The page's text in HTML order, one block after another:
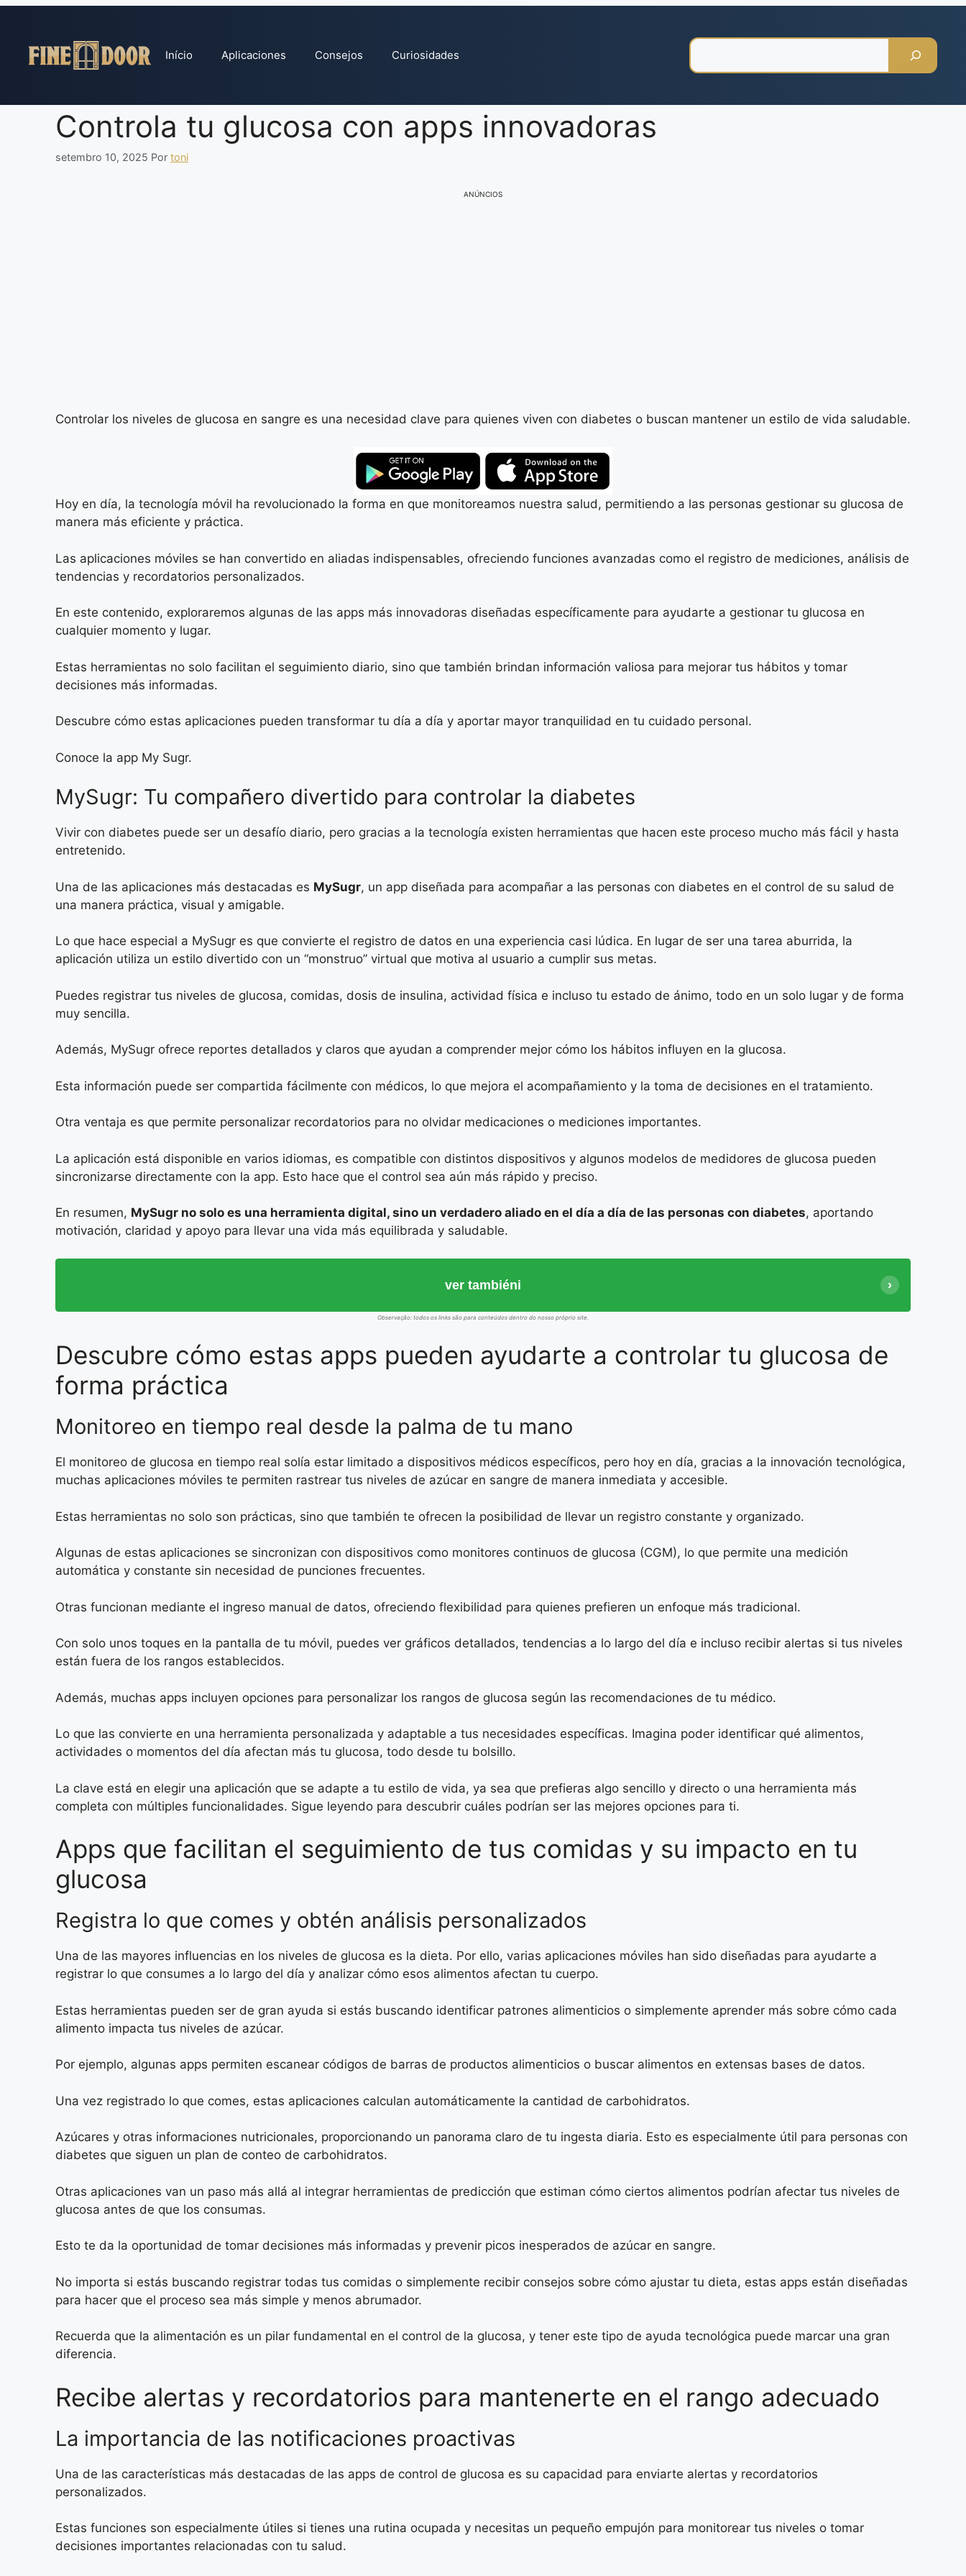
conteúdo
Início Aplicaciones Consejos Curiosidades
Controla tu glucosa con apps innovadoras
setembro 10, 2025 Por toni
ANÚNCIOS
Controlar los niveles de glucosa en sangre es una necesidad clave para quienes viven con diabetes o buscan mantener un estilo de vida saludable.
Hoy en día, la tecnología móvil ha revolucionado la forma en que monitoreamos nuestra salud, permitiendo a las personas gestionar su glucosa de
manera más eficiente y práctica.
Las aplicaciones móviles se han convertido en aliadas indispensables, ofreciendo funciones avanzadas como el registro de mediciones, análisis de
tendencias y recordatorios personalizados.
En este contenido, exploraremos algunas de las apps más innovadoras diseñadas específicamente para ayudarte a gestionar tu glucosa en
cualquier momento y lugar.
Estas herramientas no solo facilitan el seguimiento diario, sino que también brindan información valiosa para mejorar tus hábitos y tomar
decisiones más informadas.
Descubre cómo estas aplicaciones pueden transformar tu día a día y aportar mayor tranquilidad en tu cuidado personal.
Conoce la app My Sugr.
MySugr: Tu compañero divertido para controlar la diabetes
Vivir con diabetes puede ser un desafío diario, pero gracias a la tecnología existen herramientas que hacen este proceso mucho más fácil y hasta
entretenido.
Una de las aplicaciones más destacadas es MySugr, un app diseñada para acompañar a las personas con diabetes en el control de su salud de
una manera práctica, visual y amigable.
Lo que hace especial a MySugr es que convierte el registro de datos en una experiencia casi lúdica. En lugar de ser una tarea aburrida, la
aplicación utiliza un estilo divertido con un “monstruo” virtual que motiva al usuario a cumplir sus metas.
Puedes registrar tus niveles de glucosa, comidas, dosis de insulina, actividad física e incluso tu estado de ánimo, todo en un solo lugar y de forma
muy sencilla.
Además, MySugr ofrece reportes detallados y claros que ayudan a comprender mejor cómo los hábitos influyen en la glucosa.
Esta información puede ser compartida fácilmente con médicos, lo que mejora el acompañamiento y la toma de decisiones en el tratamiento.
Otra ventaja es que permite personalizar recordatorios para no olvidar medicaciones o mediciones importantes.
La aplicación está disponible en varios idiomas, es compatible con distintos dispositivos y algunos modelos de medidores de glucosa pueden
sincronizarse directamente con la app. Esto hace que el control sea aún más rápido y preciso.
En resumen, MySugr no solo es una herramienta digital, sino un verdadero aliado en el día a día de las personas con diabetes, aportando
motivación, claridad y apoyo para llevar una vida más equilibrada y saludable.
ver tambiéni
Observação: todos os links são para conteúdos dentro do nosso próprio site.
Descubre cómo estas apps pueden ayudarte a controlar tu glucosa de
forma práctica
Monitoreo en tiempo real desde la palma de tu mano
El monitoreo de glucosa en tiempo real solía estar limitado a dispositivos médicos específicos, pero hoy en día, gracias a la innovación tecnológica,
muchas aplicaciones móviles te permiten rastrear tus niveles de azúcar en sangre de manera inmediata y accesible.
Estas herramientas no solo son prácticas, sino que también te ofrecen la posibilidad de llevar un registro constante y organizado.
Algunas de estas aplicaciones se sincronizan con dispositivos como monitores continuos de glucosa (CGM), lo que permite una medición
automática y constante sin necesidad de punciones frecuentes.
Otras funcionan mediante el ingreso manual de datos, ofreciendo flexibilidad para quienes prefieren un enfoque más tradicional.
Con solo unos toques en la pantalla de tu móvil, puedes ver gráficos detallados, tendencias a lo largo del día e incluso recibir alertas si tus niveles
están fuera de los rangos establecidos.
Además, muchas apps incluyen opciones para personalizar los rangos de glucosa según las recomendaciones de tu médico.
Lo que las convierte en una herramienta personalizada y adaptable a tus necesidades específicas. Imagina poder identificar qué alimentos,
actividades o momentos del día afectan más tu glucosa, todo desde tu bolsillo.
La clave está en elegir una aplicación que se adapte a tu estilo de vida, ya sea que prefieras algo sencillo y directo o una herramienta más
completa con múltiples funcionalidades. Sigue leyendo para descubrir cuáles podrían ser las mejores opciones para ti.
Apps que facilitan el seguimiento de tus comidas y su impacto en tu
glucosa
Registra lo que comes y obtén análisis personalizados
Una de las mayores influencias en los niveles de glucosa es la dieta. Por ello, varias aplicaciones móviles han sido diseñadas para ayudarte a
registrar lo que consumes a lo largo del día y analizar cómo esos alimentos afectan tu cuerpo.
Estas herramientas pueden ser de gran ayuda si estás buscando identificar patrones alimenticios o simplemente aprender más sobre cómo cada
alimento impacta tus niveles de azúcar.
Por ejemplo, algunas apps permiten escanear códigos de barras de productos alimenticios o buscar alimentos en extensas bases de datos.
Una vez registrado lo que comes, estas aplicaciones calculan automáticamente la cantidad de carbohidratos.
Azúcares y otras informaciones nutricionales, proporcionando un panorama claro de tu ingesta diaria. Esto es especialmente útil para personas con
diabetes que siguen un plan de conteo de carbohidratos.
Otras aplicaciones van un paso más allá al integrar herramientas de predicción que estiman cómo ciertos alimentos podrían afectar tus niveles de
glucosa antes de que los consumas.
Esto te da la oportunidad de tomar decisiones más informadas y prevenir picos inesperados de azúcar en sangre.
No importa si estás buscando registrar todas tus comidas o simplemente recibir consejos sobre cómo ajustar tu dieta, estas apps están diseñadas
para hacer que el proceso sea más simple y menos abrumador.
Recuerda que la alimentación es un pilar fundamental en el control de la glucosa, y tener este tipo de ayuda tecnológica puede marcar una gran
diferencia.
Recibe alertas y recordatorios para mantenerte en el rango adecuado
La importancia de las notificaciones proactivas
Una de las características más destacadas de las apps de control de glucosa es su capacidad para enviarte alertas y recordatorios
personalizados.
Estas funciones son especialmente útiles si tienes una rutina ocupada y necesitas un pequeño empujón para monitorear tus niveles o tomar
decisiones importantes relacionadas con tu salud.